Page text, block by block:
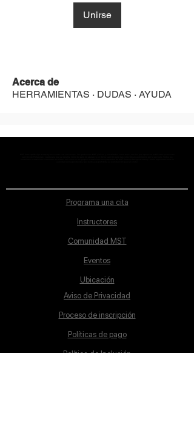
Unirse
Acerca de
HERRAMIENTAS · DUDAS · AYUDA
Programa una cita
Instructores
Comunidad MST
Eventos
Ubicación
Aviso de Privacidad
Proceso de inscripción
Políticas de pago
Política de Inclusión